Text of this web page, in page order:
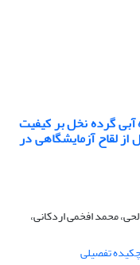
گرده نخل بر کیفیت
لقاح آزمایشگاهی در
محمد افخمی اردکانی،
چکیده تفصیلی